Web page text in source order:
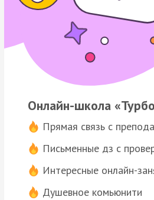
Онлайн-школа
Прямая связь с
Письменные дз с
Интересные онлайн-
Душевное комьюнити